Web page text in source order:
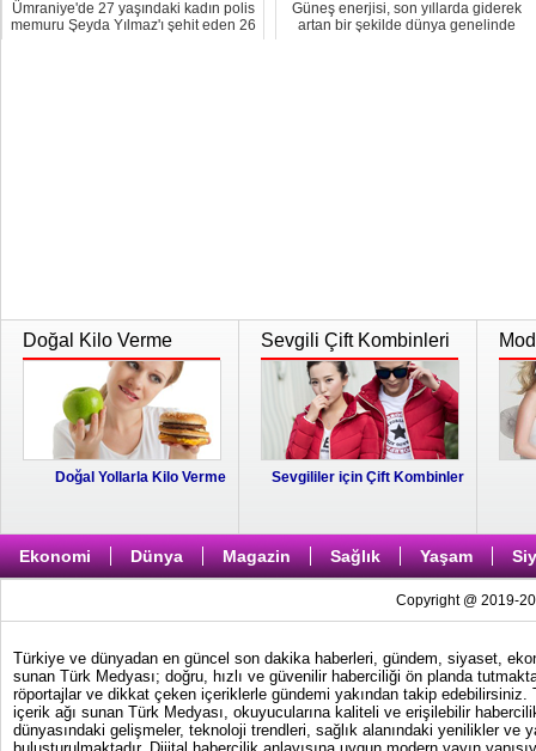
Ümraniye'de 27 yaşındaki kadın polis
memuru Şeyda Yılmaz'ı şehit eden 26
Güneş enerjisi, son yıllarda giderek
artan bir şekilde dünya genelinde
Doğal Kilo Verme
Doğal Yollarla Kilo Verme
Sevgili Çift Kombinleri
Sevgililer için Çift Kombinler
Ekonomi Dünya Magazin Sağlık Yaşam
Copyright @ 2019-
Türkiye ve dünyadan en güncel son dakika haberleri, gündem, siyaset,
sunan Türk Medyası; doğru, hızlı ve güvenilir haberciliği ön planda
röportajlar ve dikkat çeken içeriklerle gündemi yakından takip
içerik ağı sunan Türk Medyası, okuyucularına kaliteli ve erişilebilir
dünyasındaki gelişmeler, teknoloji trendleri, sağlık alanındaki yenilikler